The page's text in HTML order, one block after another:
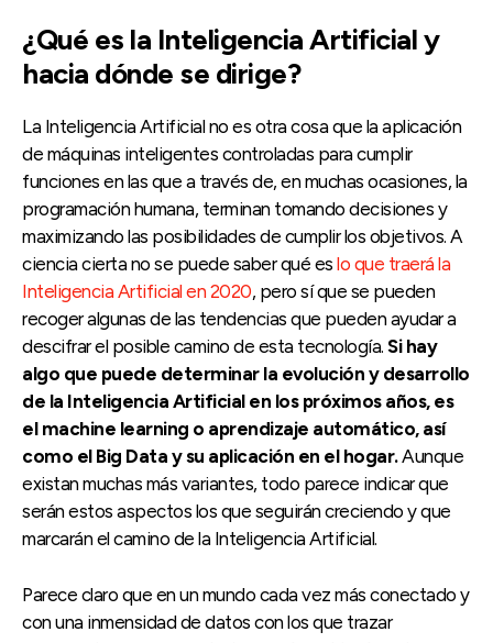
¿Qué es la Inteligencia Artificial y
hacia dónde se dirige?
La Inteligencia Artificial no es otra cosa que la aplicación
de máquinas inteligentes controladas para cumplir
funciones en las que a través de, en muchas ocasiones, la
programación humana, terminan tomando decisiones y
maximizando las posibilidades de cumplir los objetivos. A
ciencia cierta no se puede saber qué es lo que traerá la
Inteligencia Artificial en 2020, pero sí que se pueden
recoger algunas de las tendencias que pueden ayudar a
descifrar el posible camino de esta tecnología. Si hay
algo que puede determinar la evolución y desarrollo
de la Inteligencia Artificial en los próximos años, es
el machine learning o aprendizaje automático, así
como el Big Data y su aplicación en el hogar.Aunque
existan muchas más variantes, todo parece indicar que
serán estos aspectos los que seguirán creciendo y que
marcarán el camino de la Inteligencia Artificial.
Parece claro que en un mundo cada vez más conectado y
con una inmensidad de datos con los que trazar